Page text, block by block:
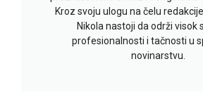
Kroz svoju ulogu na čelu
Nikola nastoji da održi visok
profesionalnosti i tačnosti u
novinarstvu.